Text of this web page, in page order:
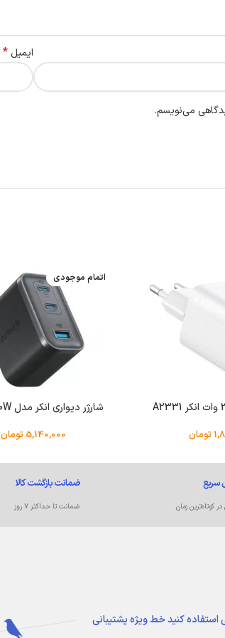
ایمیل *
می‌نویسم.
تومان
اتمام موجودی
شارژر دیواری انکر مدل A121A 70W
5,140,000 تومان
سریع
در کوتاه‌ترین زمان
ضمانت بازگشت کالا
ضمانت تا حداکثر ۷ روز
کنیدخط ویژه پشتیبانی